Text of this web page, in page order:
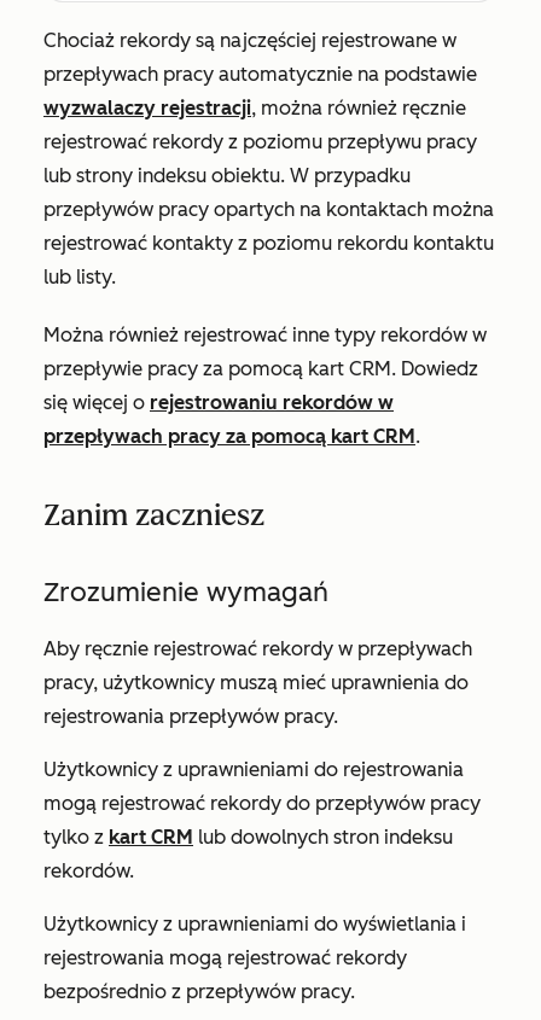
Chociaż rekordy są najczęściej rejestrowane w
przepływach pracy automatycznie na podstawie
wyzwalaczy rejestracji, można również ręcznie
rejestrować rekordy z poziomu przepływu pracy
lub strony indeksu obiektu. W przypadku
przepływów pracy opartych na kontaktach można
rejestrować kontakty z poziomu rekordu kontaktu
lub listy.
Można również rejestrować inne typy rekordów w
przepływie pracy za pomocą kart CRM. Dowiedz
się więcej o rejestrowaniu rekordów w
przepływach pracy za pomocą kart CRM.
Zanim zaczniesz
Zrozumienie wymagań
Aby ręcznie rejestrować rekordy w przepływach
pracy, użytkownicy muszą mieć uprawnienia do
rejestrowania przepływów pracy.
Użytkownicy z uprawnieniami do rejestrowania
mogą rejestrować rekordy do przepływów pracy
tylko z kart CRM lub dowolnych stron indeksu
rekordów.
Użytkownicy z uprawnieniami do wyświetlania i
rejestrowania mogą rejestrować rekordy
bezpośrednio z przepływów pracy.